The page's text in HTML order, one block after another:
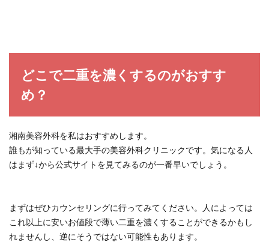
どこで二重を濃くするのがおすす
め？
湘南美容外科を私はおすすめします。
誰もが知っている最大手の美容外科クリニックです。気になる人
はまず↓から公式サイトを見てみるのが一番早いでしょう。
まずはぜひカウンセリングに行ってみてください。人によっては
これ以上に安いお値段で薄い二重を濃くすることができるかもし
れませんし、逆にそうではない可能性もあります。